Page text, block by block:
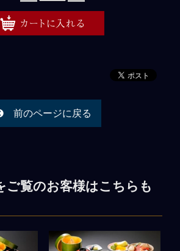
や
前のページに戻る
ご覧のお客様はこちらも